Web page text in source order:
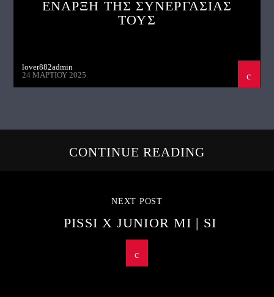
ΕΝΑΡΞΗ ΤΗΣ ΣΥΝΕΡΓΑΣΙΑΣ
ΤΟΥΣ
lover882admin
24 ΜΑΡΤΊΟΥ 2025
CONTINUE READING
NEXT POST
PISSI X JUNIOR MI | SI